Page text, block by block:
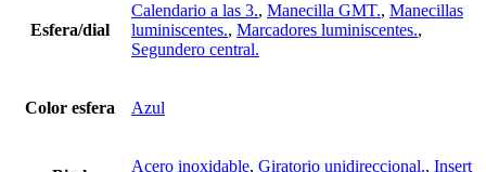
Esfera/dial
Calendario a las 3., Manecilla GMT., Manecillas
luminiscentes., Marcadores luminiscentes.,
Segundero central.
Color esfera Azul
Acero inoxidable, Giratorio unidireccional., Insert